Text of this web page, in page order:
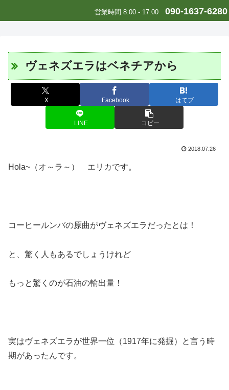
営業時間 8:00 - 17:00 090-1637-6280
ヴェネズエラはベネチアから
X Facebook はてブ
LINE コピー
2018.07.26
Hola~（オ～ラ～） エリカです。
コーヒールンバの原曲がヴェネズエラだったとは！
と、驚く人もあるでしょうけれど
もっと驚くのが石油の輸出量！
実はヴェネズエラが世界一位（1917年に発掘）と言う時
期があったんです。